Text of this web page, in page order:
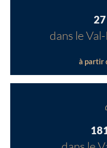
dans le
à partir